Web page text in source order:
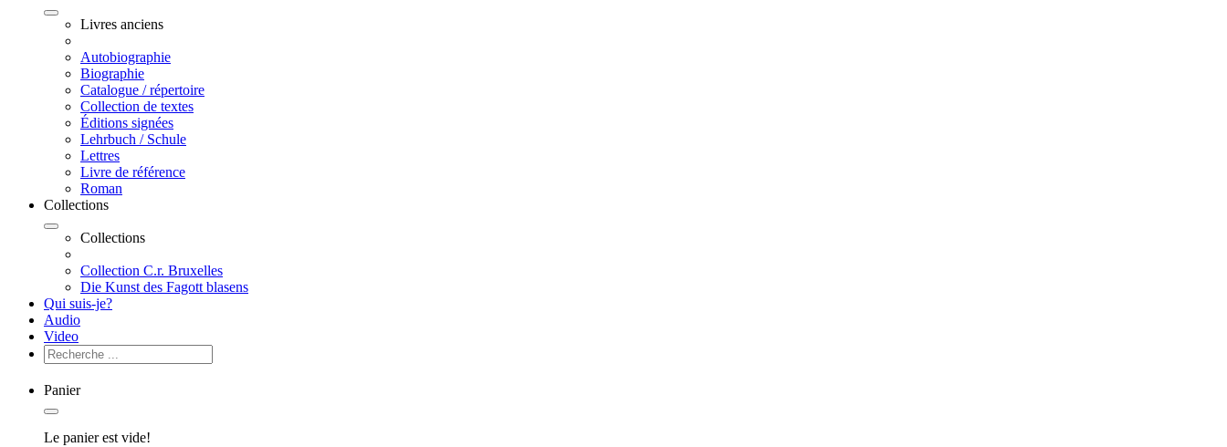
Livres anciens
Autobiographie
Biographie
Catalogue / répertoire
Collection de textes
Éditions signées
Lehrbuch / Schule
Lettres
Livre de référence
Roman
Collections
Collections
Collection C.r. Bruxelles
Die Kunst des Fagott blasens
Qui suis-je?
Audio
Video
Panier
Le panier est vide!